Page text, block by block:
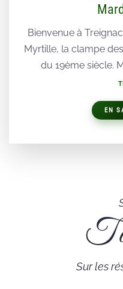
Bienvenue à
Myrtille, la clampe
du 19ème siècle.
EN
Sur les